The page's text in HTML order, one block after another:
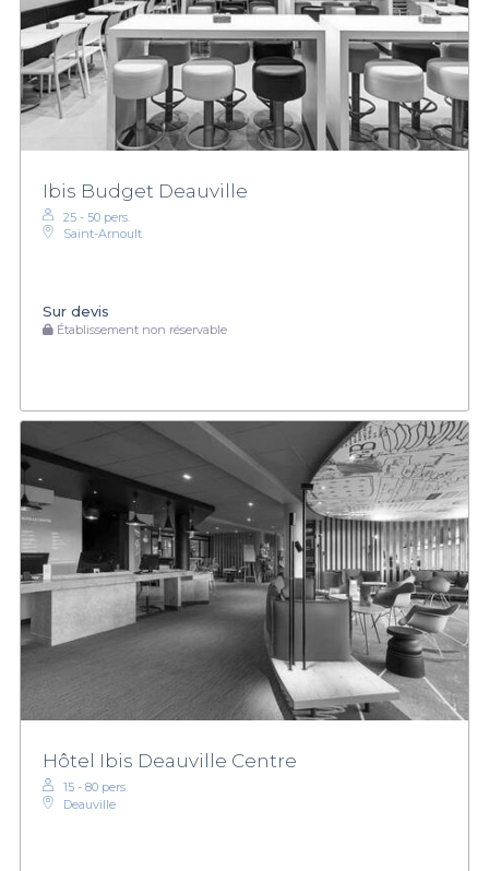
Ibis Budget Deauville
25 - 50 pers.
Saint-Arnoult
Sur devis
Établissement non réservable
Hôtel Ibis Deauville Centre
15 - 80 pers.
Deauville